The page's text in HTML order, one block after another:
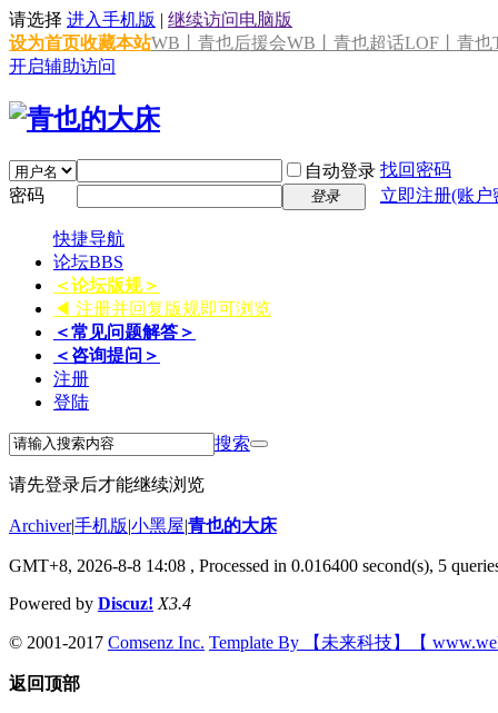
请选择 进入手机版 | 继续访问电脑版
设为首页收藏本站WB丨青也后援会WB丨青也超话LOF丨青也
开启辅助访问
自动登录 找回密码
密码
登录 立即注册(账
快捷导航
论坛BBS
＜论坛版规＞
◀ 注册并回复版规即可浏览
＜常见问题解答＞
＜咨询提问＞
注册
登陆
搜索
请先登录后才能继续浏览
Archiver|手机版|小黑屋|青也的大床
GMT+8, 2026-8-8 14:08 , Processed in 0.016400 second(s), 5
Powered by Discuz! X3.4
© 2001-2017 Comsenz Inc. Template By 【未来科技】【
返回顶部